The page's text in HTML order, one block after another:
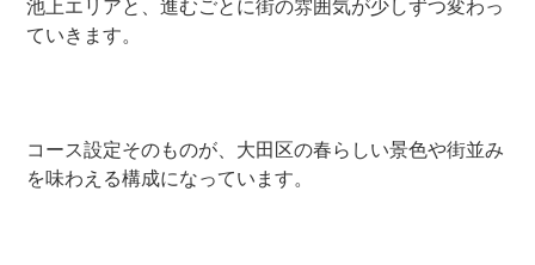
池上エリアと、進むごとに街の雰囲気が少しずつ変わっ
ていきます。
コース設定そのものが、大田区の春らしい景色や街並み
を味わえる構成になっています。